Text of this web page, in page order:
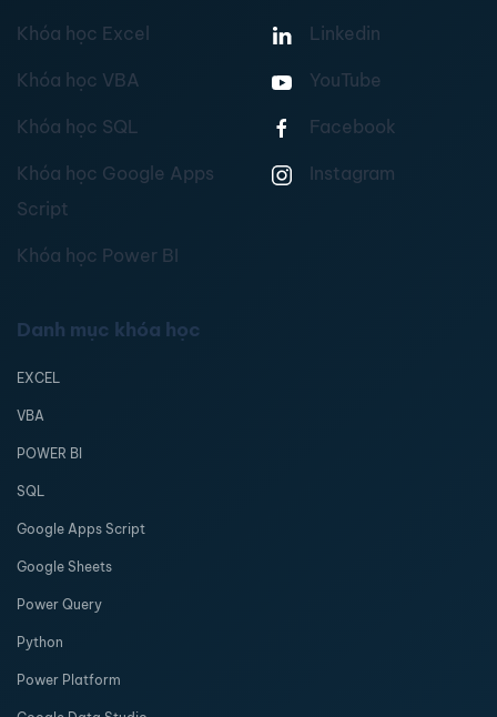
Khóa học Excel
Khóa học VBA
Khóa học SQL
Khóa học Google Apps
Script
Khóa học Power BI
Linkedin
YouTube
Facebook
Instagram
Danh mục khóa học
EXCEL
VBA
POWER BI
SQL
Google Apps Script
Google Sheets
Power Query
Python
Power Platform